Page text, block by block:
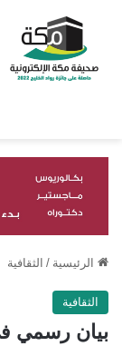
الرئيسية / الثقافية
الثقافية